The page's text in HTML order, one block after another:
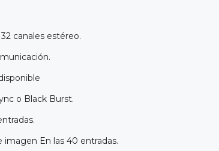
canales estéreo.
o Black Burst.
En las 40 entradas.